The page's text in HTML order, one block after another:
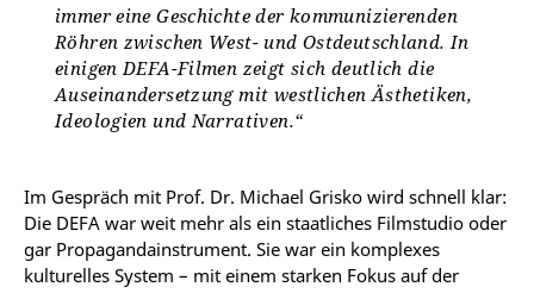
immer eine Geschichte der kommunizierenden
Röhren zwischen West- und Ostdeutschland. In
einigen DEFA-Filmen zeigt sich deutlich die
Auseinandersetzung mit westlichen Ästhetiken,
Ideologien und Narrativen.“
Im Gespräch mit Prof. Dr. Michael Grisko wird schnell klar:
Die DEFA war weit mehr als ein staatliches Filmstudio oder
gar Propagandainstrument. Sie war ein komplexes
kulturelles System – mit einem starken Fokus auf der